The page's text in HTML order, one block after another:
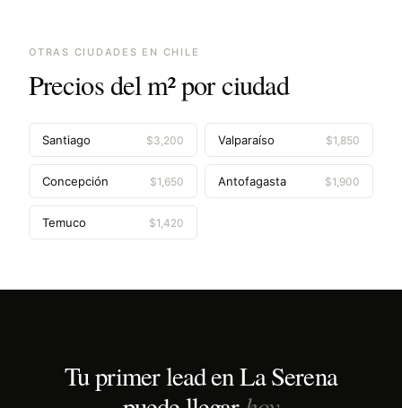
OTRAS CIUDADES EN CHILE
Precios del m² por ciudad
Santiago $3,200 Valparaíso $1,850
Concepción $1,650 Antofagasta $1,900
Temuco $1,420
Tu primer lead enLa Serena